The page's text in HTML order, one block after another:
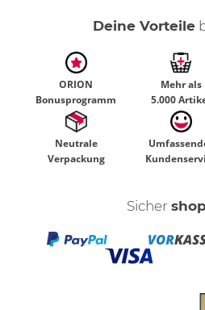
Deine Vorteile
ORION
Bonusprogramm
Mehr als
5.000
Neutrale
Verpackung
Sicher